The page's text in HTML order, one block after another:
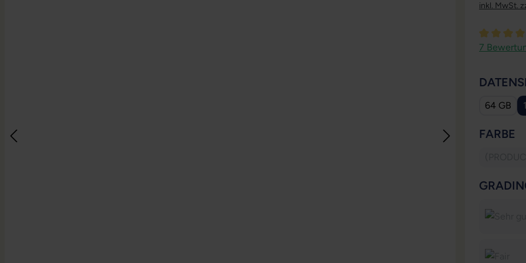
inkl. MwSt.
7
64 GB
FARBE